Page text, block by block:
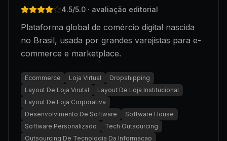
4.5/5.0 · avaliação editorial
Plataforma global de comércio digital nascida
no Brasil, usada por grandes varejistas para e-
commerce e marketplace.
Ecommerce Loja Virtual
Dropshipping
Layout De Loja Virutal
Layout De Loja Institucional
Layout De Loja Corporativa
Desenvolvimento De Software
Software House
Software Personalizado
Tech Outsourcing
Outsourcing De Tecnologia Da Informacao